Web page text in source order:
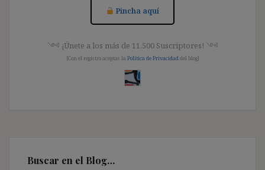
Pincha aquí
༺ ¡Únete a los más de 11.500 Suscriptores! ༺
[Con el registro aceptas la Política de Privacidad del blog]
Buscar en el Blog…